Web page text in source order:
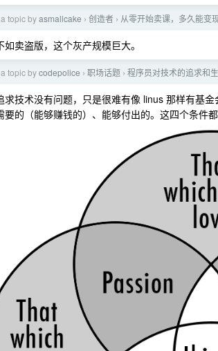
topic byasmallcake › 创造者 › 从零开始卖课，多久能变
如卖盗版，这个灰产规模巨大。
topic bycodepolice › 职场话题 › 程序员对技术的追求和
求技术没有问题，只是很难有像 linus 那样有基
要的（能够赚钱的）、能够付出的。这四个条件